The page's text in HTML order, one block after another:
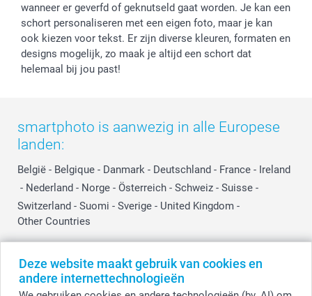
Deze website maakt gebruik van cookies en
andere internettechnologieën
Investor Relations
Partnerships
Influencer partnerprogramma
wanneer er geverfd of geknutseld gaat worden. Je kan een
schort personaliseren met een eigen foto, maar je kan
ook kiezen voor tekst. Er zijn diverse kleuren, formaten en
designs mogelijk, zo maak je altijd een schort dat
helemaal bij jou past!
smartphoto is aanwezig in alle Europese
landen:
België - Belgique - Danmark - Deutschland - France - Ireland
- Nederland - Norge - Österreich - Schweiz - Suisse -
Switzerland - Suomi - Sverige - United Kingdom -
Other Countries
Alle prijzen zijn in EURO (€) inclusief BTW en exclusief verzendkosten.